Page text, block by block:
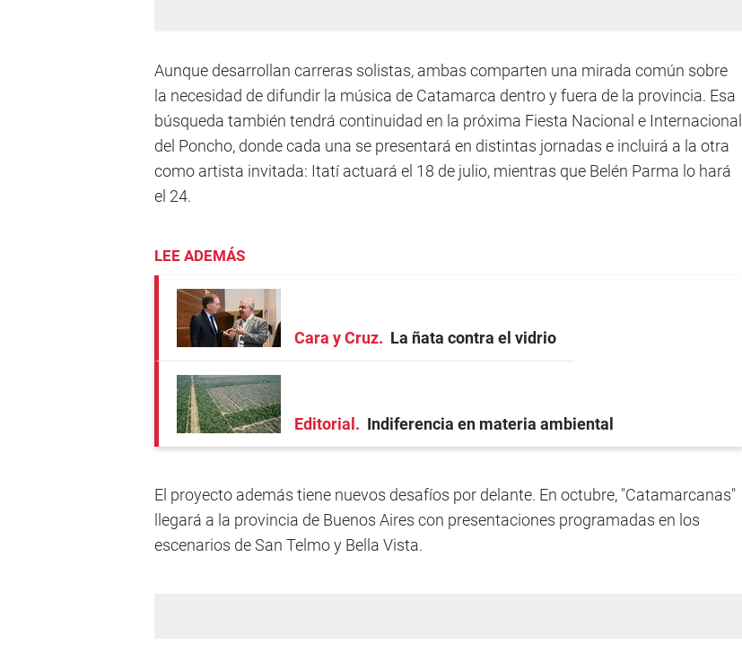
Aunque desarrollan carreras solistas, ambas comparten una mirada común sobre
la necesidad de difundir la música de Catamarca dentro y fuera de la provincia. Esa
búsqueda también tendrá continuidad en la próxima Fiesta Nacional e Internacional
del Poncho, donde cada una se presentará en distintas jornadas e incluirá a la otra
como artista invitada: Itatí actuará el 18 de julio, mientras que Belén Parma lo hará
el 24.
LEE ADEMÁS
Cara y Cruz La ñata contra el vidrio
Editorial Indiferencia en materia ambiental
El proyecto además tiene nuevos desafíos por delante. En octubre, "Catamarcanas"
llegará a la provincia de Buenos Aires con presentaciones programadas en los
escenarios de San Telmo y Bella Vista.